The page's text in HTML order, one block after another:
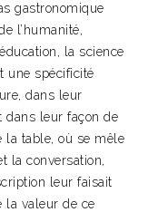
gastronomique
l’humanité,
la science
une spécificité
dans leur
dans leur façon de
la table, où se mêle
la conversation,
leur faisait
la valeur de ce